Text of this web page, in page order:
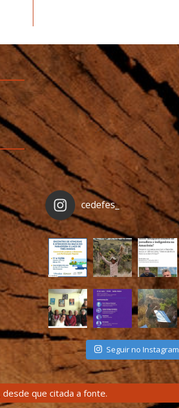
cedefes_
Seguir no Instagram
que citada a fonte.